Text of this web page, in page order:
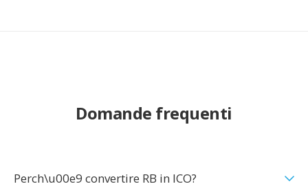
Domande frequenti
Perch\u00e9 convertire RB in ICO?